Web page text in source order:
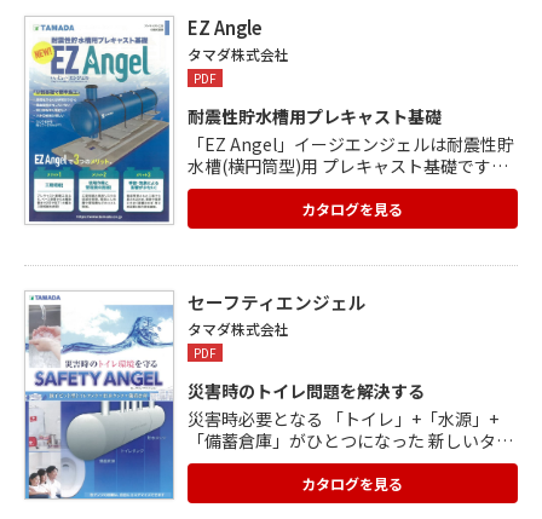
工、リスク軽減 などを実現できる「オイル
タンクガード」の詳細をご覧ください。 規
格・施工手順、凡例図などもございます。
EZ Angle
タマダ株式会社
PDF
耐震性貯水槽用プレキャスト基礎
「EZ Angel」イージエンジェルは耐震性貯
水槽(横円筒型)用 プレキャスト基礎です。
プレキャスト工法による現場組立式コンク
リート基礎です。 従来の現場打ち工法に比
べ、大幅な工期短縮と事故リスクの低減を
工期短縮(ベース設置から水槽設置まで2日
で完了) 2)コスト削減(管理費や人件費など
のコスト削減) 3)安心施工(徹底管理された
工場で生産。高品質を確保) 詳細をご覧く
ださい。
カタログを見る
セーフティエンジェル
タマダ株式会社
PDF
災害時のトイレ問題を解決する
災害時必要となる 「トイレ」+「水源」+
「備蓄倉庫」がひとつになった 新しいタン
クが誕生しました。 誰もが安心して使用で
きるトイレ環境を確保することは、命を 守
るためにも不可欠な要素になります。 ■解
カタログを見る